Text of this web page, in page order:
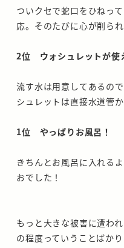
ついクセで蛇口をひねっ
応。そのたびに心が削られ
2位 ウォシュレットが使
流す水は用意してあるの
シュレットは直接水道管
1位 やっぱりお風呂！
きちんとお風呂に入れる
おでした！
もっと大きな被害に遭わ
の程度っていうことばかり